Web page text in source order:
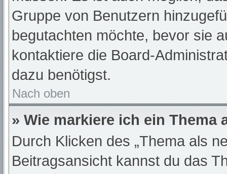
Gruppe von Benutzern
begutachten möchte, bevor sie
kontaktiere die Board-
dazu benötigst.
Nach oben
» Wie markiere ich ein Thema
Durch Klicken des „Thema als
Beitragsansicht kannst du das